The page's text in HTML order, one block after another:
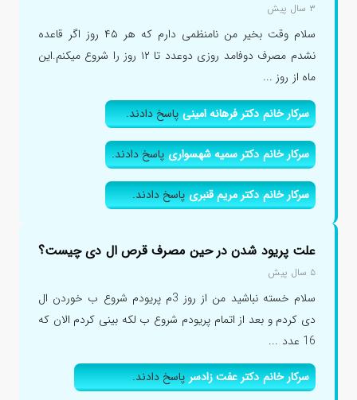
۳ سال پیش
سلام وقت بخیر من نامنظمی دارم که هر ۴۵ روز اگر قاعده
نشدم مصرف دوفامد روزی دوعدد تا ۱۲ روز را شروع میکنم.این
ماه از روز ...
سرکار خانم دکتر فرهانه امینیپاسخ دادند.
سرکار خانم دکتر سمیه شهسواریپاسخ دادند.
سرکار خانم دکتر مریم قنبریپاسخ دادند.
علت پریود شدن در حین مصرف قرص ال دی چیست؟
۵ سال پیش
سلام خسته نباشید من از روز 3م پریودم شروع ب خوردن ال
دی کردم و بعد از اتمام پریودم شروع ب لکه بینی کردم الان که
16 عدد ...
سرکار خانم دکتر عفت زادسرپاسخ دادند.